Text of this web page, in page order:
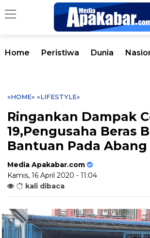
Home Peristiwa Dunia
«HOME» «LIFESTYLE»
Ringankan Dampak
19,Pengusaha Beras
Bantuan Pada Abang
Media Apakabar.com
Kamis, 16 April 2020 - 11:04
kali dibaca